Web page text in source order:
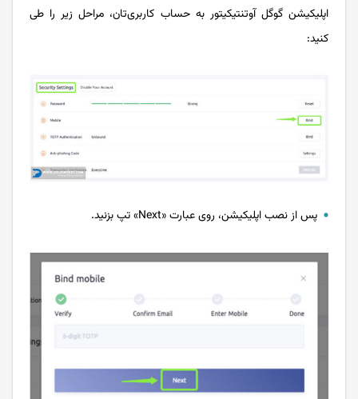
اپلیکیشن گوگل آوتنتیکیتور به حساب کاربری‌تان، مراحل زیر را طی
کنید:
پس از نصب اپلیکیشن، روی عبارت «Next» تپ بزنید.